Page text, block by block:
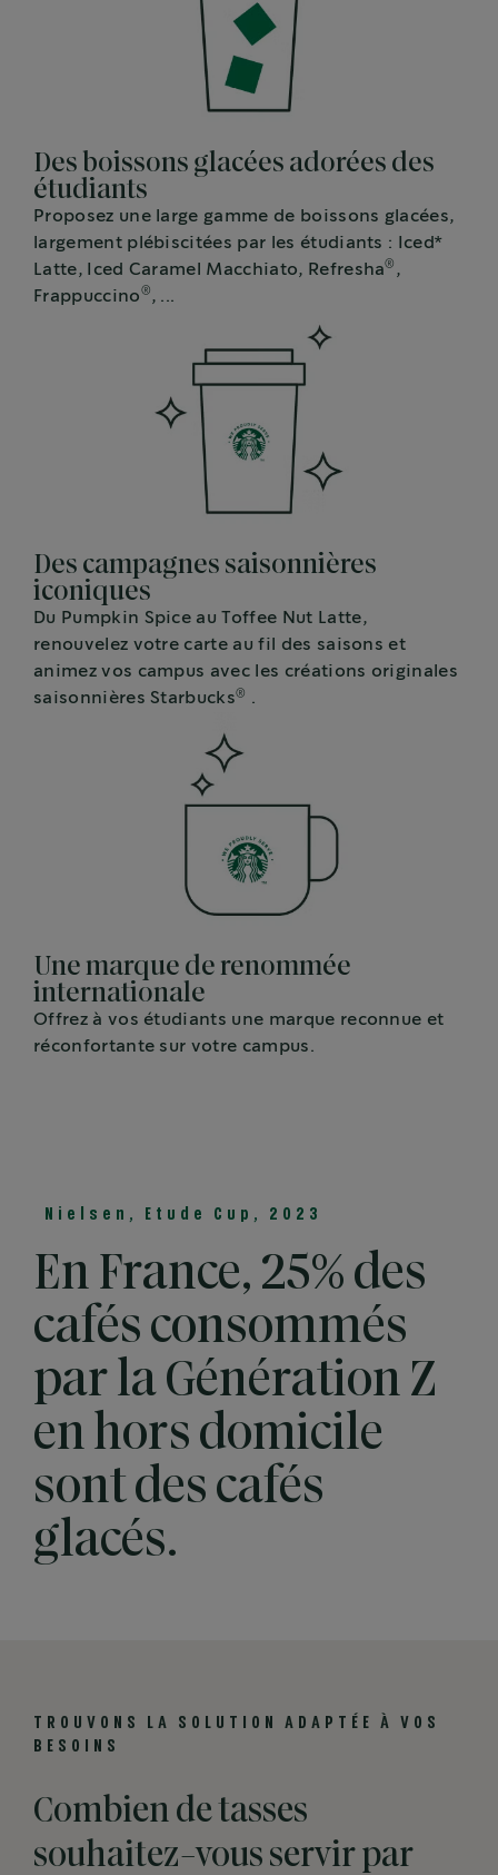
Des boissons glacées adorées des
étudiants
Proposez une large gamme de boissons glacées,
largement plébiscitées par les étudiants : Iced*
Latte, Iced Caramel Macchiato, Refresha® ,
Frappuccino ® , ...
Des campagnes saisonnières
iconiques
Du Pumpkin Spice au Toffee Nut Latte,
renouvelez votre carte au fil des saisons et
animez vos campus avec les créations originales
saisonnières Starbucks® .
Une marque de renommée
internationale
Offrez à vos étudiants une marque reconnue et
réconfortante sur votre campus.
Nielsen, Etude Cup, 2023
En France, 25% des
cafés consommés
par la Génération Z
en hors domicile
sont des cafés
glacés.
TROUVONS LA SOLUTION ADAPTÉE À VOS
BESOINS
Combien de tasses
souhaitez-vous servir par